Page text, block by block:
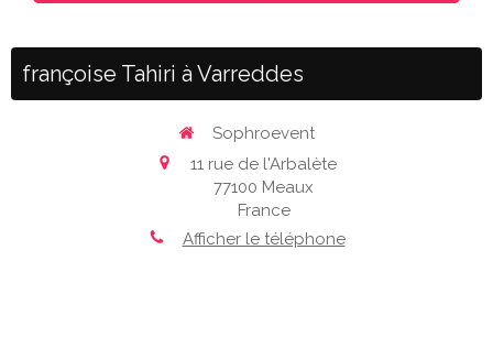
françoise Tahiri à Varreddes
Sophroevent
11 rue de l'Arbalète
77100 Meaux
France
Afficher le téléphone